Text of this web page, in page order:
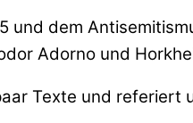
und dem
Adorno und
Texte und referiert